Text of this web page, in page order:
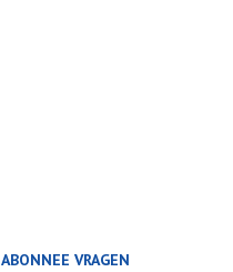
ABONNEE VRAGEN